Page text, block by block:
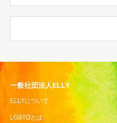
一般社団法人ELLY
ELLYについて
LGBTQとは